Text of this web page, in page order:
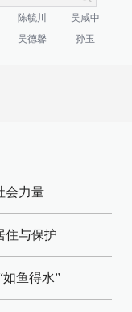
陈毓川
吴咸中
吴德馨 孙玉
会力量
住与保护
鱼得水”